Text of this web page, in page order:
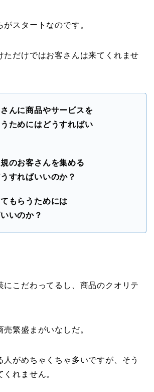
がスタートなのです。
ただけではお客さんは来てくれませ
さんに商品やサービスを
ためにはどうすればい
のお客さんを集める
すればいいのか？
もらうためには
いのか？
にこだわってるし、商品のクオリテ
繁盛まがいなしだ。
人がめちゃくちゃ多いですが、そう
れません。